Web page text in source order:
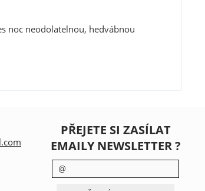
noc neodolatelnou, hedvábnou
PŘEJETE SI ZASÍLAT
EMAILY NEWSLETTER ?